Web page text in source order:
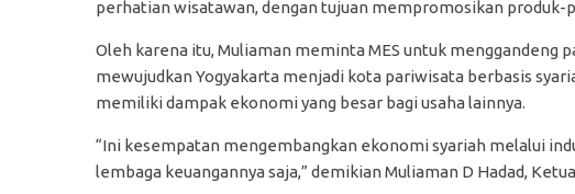
perhatian wisatawan, dengan tujuan mempromosikan produk-
Oleh karena itu, Muliaman meminta MES untuk menggandeng
mewujudkan Yogyakarta menjadi kota pariwisata berbasis
memiliki dampak ekonomi yang besar bagi usaha lainnya.
“Ini kesempatan mengembangkan ekonomi syariah melalui
lembaga keuangannya saja,” demikian Muliaman D Hadad,